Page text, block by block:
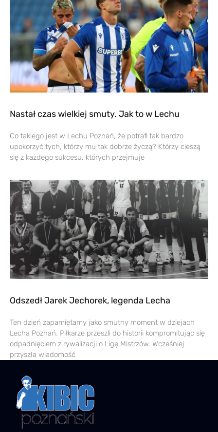
Nastał czas wielkiej smuty. Jak to w Lechu
Co takiego jest w Lechu Poznań, że potrafi tak bardzo
upokorzyć tych, którzy mu tak dobrze życzą? Którzy cieszą
się z każdego sukcesu, których przejmuje
Odszedł Jarek Jechorek, legenda Lecha
Ten dzień zapamiętamy jako smutny moment w dziejach
Lecha Poznań. Piłkarze przeszli do historii kompromitując się
odpadnięciem z rywalizacji o Ligę Mistrzów. Wcześniej
przyszła wiadomość